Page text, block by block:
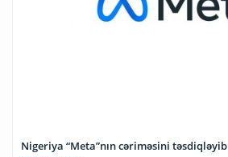
Nigeriya “Meta”nın cəriməsini təsdiqləyib